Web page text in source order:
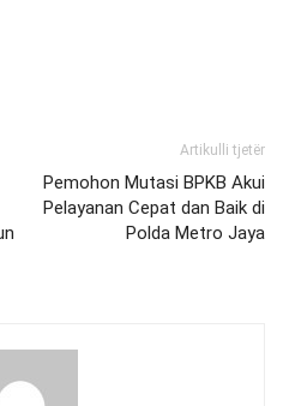
Artikulli tjetër
Pemohon Mutasi BPKB Akui
Pelayanan Cepat dan Baik di
Polda Metro Jaya